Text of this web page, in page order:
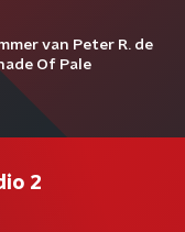
van Peter R. de
Of Pale
2